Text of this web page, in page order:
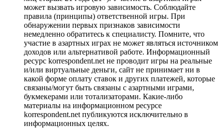
может вызвать игровую зависимость. Соблюдайте
правила (принципы) ответственной игры. При
обнаружении первых признаков зависимости
немедленно обратитесь к специалисту. Помните, что
участие в азартных играх не может являться источником
доходов или альтернативой работе. Информационный
ресурс korrespondent.net не проводит игры на реальные
и/или виртуальные деньги, сайт не принимает ни в
какой форме оплату ставок и других платежей, которые
связаны/могут быть связаны с азартными играми,
букмекерами или тотализаторами. Какие-либо
материалы на информационном ресурсе
korrespondent.net публикуются исключительно в
информационных целях.